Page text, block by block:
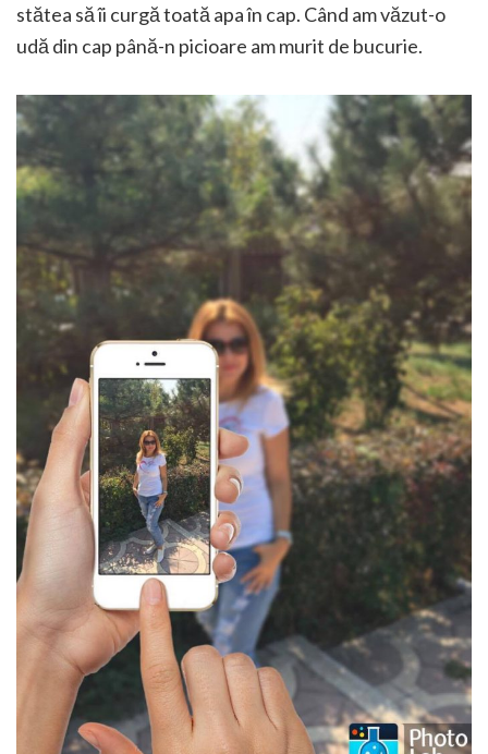
stătea să îi curgă toată apa în cap. Când am văzut-o
udă din cap până-n picioare am murit de bucurie.